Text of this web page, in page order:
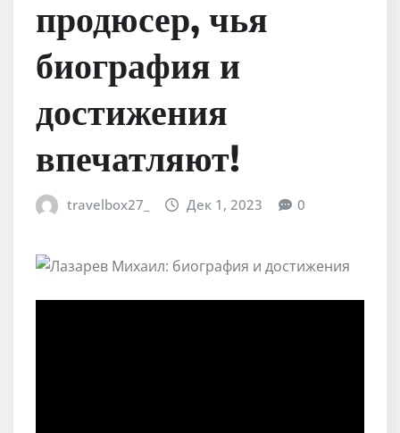
продюсер, чья
биография и
достижения
впечатляют!
travelbox27_ Дек 1, 2023 0